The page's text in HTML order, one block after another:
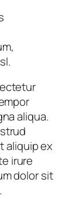
aliqua.
aliquip ex
irure
dolor sit